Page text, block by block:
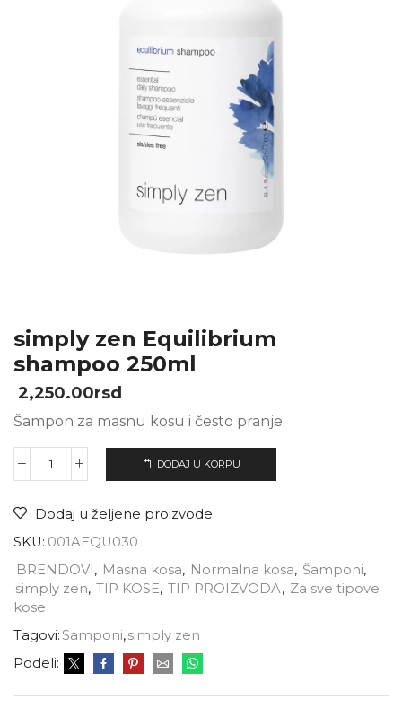
simply zen Equilibrium
shampoo 250ml
2,250.00rsd
Šampon za masnu kosu i često pranje
DODAJ U KORPU
Dodaj u željene proizvode
SKU: 001AEQU030
BRENDOVI, Masna kosa, Normalna kosa, Šamponi,
simply zen, TIP KOSE, TIP PROIZVODA, Za sve tipove
kose
Tagovi:Samponi,simply zen
Podeli: